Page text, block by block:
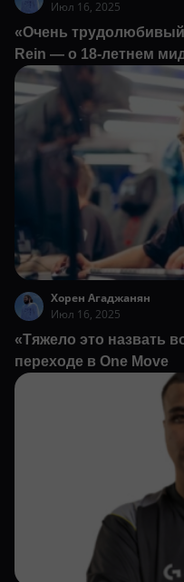
Июл 16, 2025
«Очень
Rein — о 18-летнем
Хорен Агаджанян
Июл 16, 2025
«Тяжело это назвать
переходе в One Move